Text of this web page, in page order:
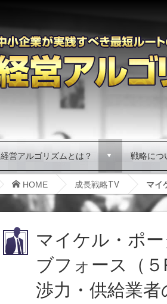
経営アルゴリズムとは？ d 戦略につ
HOME 成長戦略TV マイ
マイケル・ポ
ブフォース（
渉力・供給業